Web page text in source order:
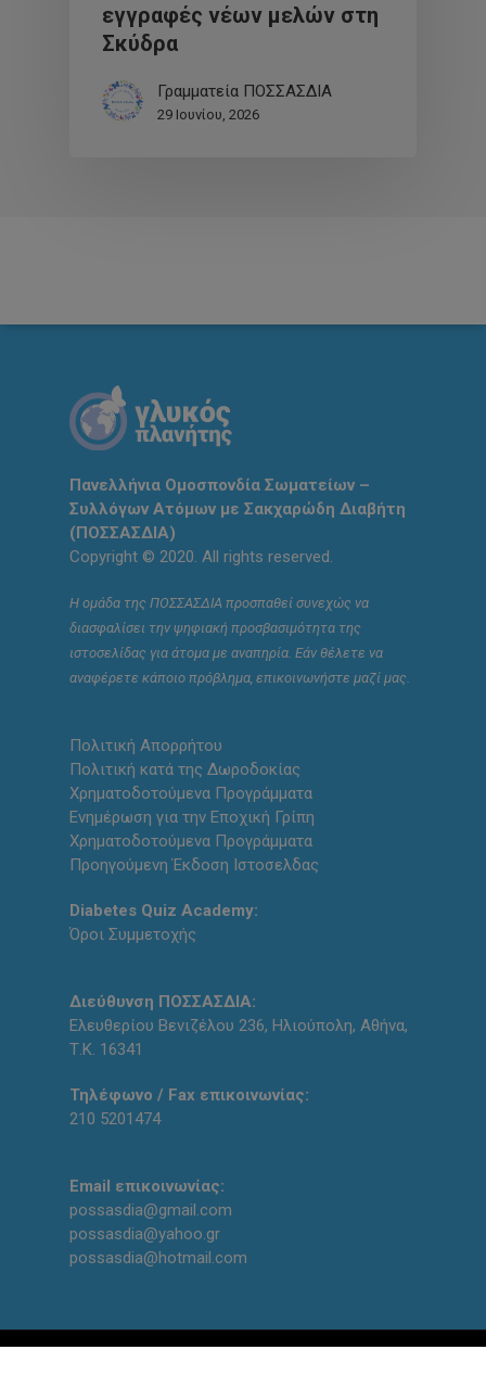
εγγραφές νέων μελών στη
Σκύδρα
Γραμματεία ΠΟΣΣΑΣΔΙΑ
29 Ιουνίου, 2026
Πανελλήνια Ομοσπονδία Σωματείων –
Συλλόγων Ατόμων με Σακχαρώδη Διαβήτη
(ΠΟΣΣΑΣΔΙΑ)
Copyright © 2020. All rights reserved.
Η ομάδα της ΠΟΣΣΑΣΔΙΑ προσπαθεί συνεχώς να
διασφαλίσει την ψηφιακή προσβασιμότητα της
ιστοσελίδας για άτομα με αναπηρία. Εάν θέλετε να
αναφέρετε κάποιο πρόβλημα, επικοινωνήστε μαζί μας.
Πολιτική Απορρήτου
Πολιτική κατά της Δωροδοκίας
Χρηματοδοτούμενα Προγράμματα
Ενημέρωση για την Εποχική Γρίπη
Χρηματοδοτούμενα Προγράμματα
Προηγούμενη Έκδοση Ιστοσελδας
Diabetes Quiz Academy:
Όροι Συμμετοχής
Διεύθυνση ΠΟΣΣΑΣΔΙΑ:
Ελευθερίου Βενιζέλου 236, Ηλιούπολη, Αθήνα,
Τ.Κ. 16341
Τηλέφωνο / Fax επικοινωνίας:
210 5201474
Email επικοινωνίας:
possasdia@gmail.com
possasdia@yahoo.gr
possasdia@hotmail.com